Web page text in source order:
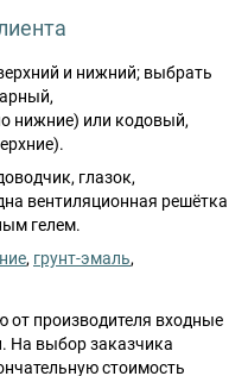
и нижний; выбрать
нижние) или кодовый,
глазок,
вентиляционная решётка
гелем.
, грунт-эмаль,
от производителя входные
На выбор заказчика
стоимость